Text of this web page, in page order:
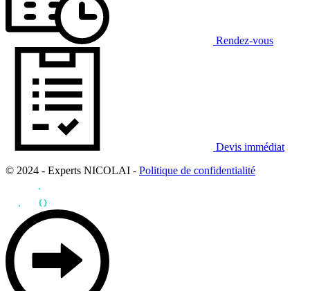
Rendez-vous
Devis immédiat
© 2024 - Experts NICOLAI - Politique de confidentialité